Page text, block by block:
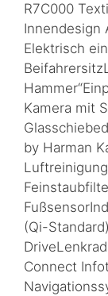
R7C000
Innendesign
Elektrisch
Kamera mit
by Harman
(Qi-
Connect